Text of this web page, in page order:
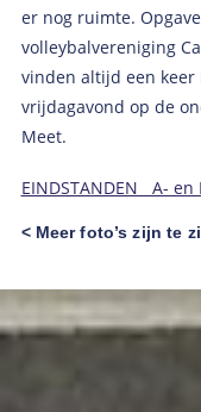
er nog ruimte.
volleybalvereniging
vinden altijd een
vrijdagavond op de
Meet.
EINDSTANDEN A-
< Meer foto’s zijn te